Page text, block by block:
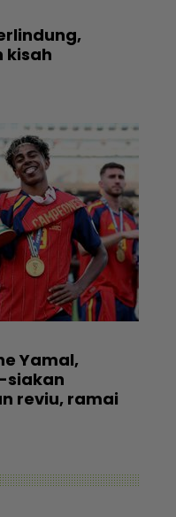
kisah
Yamal,
siakan
reviu, ramai